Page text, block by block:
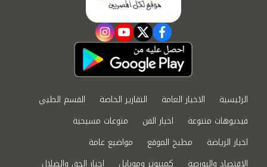
facebook
twitter
youtube
instagram
الرئيسية الاخبار العامة التقارير الخاصة
القسم الطبي
فيديوهات متنوعة
اخبار الفن
منوعات مسيحية
اخبار الرياضة
مطبخ الموقع
مواضيع عامة
الاقتصاد والبورصة
كمبيوتر وموبايل اخبار الحق والضلال